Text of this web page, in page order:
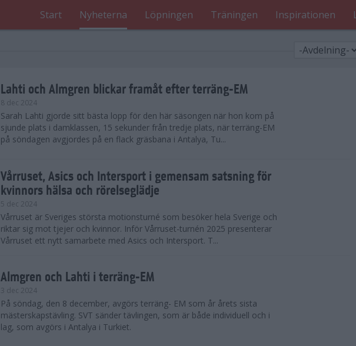
Start Nyheterna Löpningen Träningen Inspirationen
Lahti och Almgren blickar framåt efter terräng-EM
8 dec 2024
Sarah Lahti gjorde sitt bästa lopp för den här säsongen när hon kom på
sjunde plats i damklassen, 15 sekunder från tredje plats, när terräng-EM
på söndagen avgjordes på en flack gräsbana i Antalya, Tu...
Vårruset, Asics och Intersport i gemensam satsning för
kvinnors hälsa och rörelseglädje
5 dec 2024
Vårruset är Sveriges största motionsturné som besöker hela Sverige och
riktar sig mot tjejer och kvinnor. Inför Vårruset-turnén 2025 presenterar
Vårruset ett nytt samarbete med Asics och Intersport. T...
Almgren och Lahti i terräng-EM
3 dec 2024
På söndag, den 8 december, avgörs terräng- EM som år årets sista
mästerskapstävling. SVT sänder tävlingen, som är både individuell och i
lag, som avgörs i Antalya i Turkiet.